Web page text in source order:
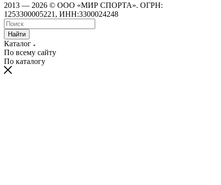
2013 — 2026 © ООО «МИР СПОРТА». ОГРН:
1253300005221, ИНН:3300024248
Найти
Каталог
По всему сайту
По каталогу